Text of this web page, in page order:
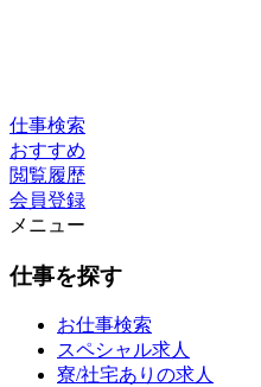
仕事検索
おすすめ
閲覧履歴
会員登録
メニュー
仕事を探す
お仕事検索
スペシャル求人
寮/社宅ありの求人